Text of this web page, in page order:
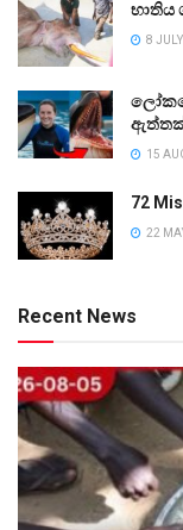
භාතිය
8
15
72
22
Recent News